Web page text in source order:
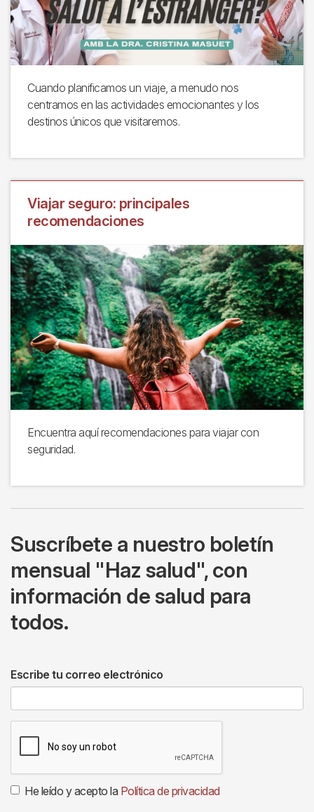
Cuando planificamos un viaje, a menudo nos
centramos en las actividades emocionantes y los
destinos únicos que visitaremos.
Viajar seguro: principales
recomendaciones
Encuentra aquí recomendaciones para viajar con
seguridad.
Suscríbete a nuestro boletín
mensual "Haz salud", con
información de salud para
todos.
Escribe tu correo electrónico
He leído y acepto la Política de privacidad